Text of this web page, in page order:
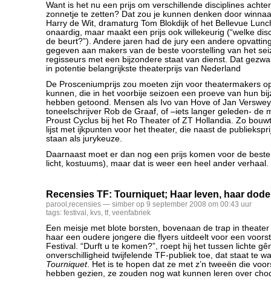
Want is het nu een prijs om verschillende disciplines
zonnetje te zetten? Dat zou je kunnen denken door
Harry de Wit, dramaturg Tom Blokdijk of het Bellevue
onaardig, maar maakt een prijs ook willekeurig (“welke
de beurt?”). Andere jaren had de jury een andere
gegeven aan makers van de beste voorstelling van het
regisseurs met een bijzondere staat van dienst. Dat
in potentie belangrijkste theaterprijs van Nederland
De Prosceniumprijs zou moeten zijn voor theatermakers
kunnen, die in het voorbije seizoen een proeve van hun
hebben getoond. Mensen als Ivo van Hove of Jan
toneelschrijver Rob de Graaf, of –iets langer geleden- de
Proust Cyclus bij het Ro Theater of ZT Hollandia. Zo
lijst met ijkpunten voor het theater, die naast de
staan als jurykeuze.
Daarnaast moet er dan nog een prijs komen voor de
licht, kostuums), maar dat is weer een heel ander verhaal.
Recensies TF: Tourniquet; Haar leven, haar
parool ,recensies — simber op 9 september 2008 om 00:43 uur
tags: festival , kvs, tf, veenfabriek
Een meisje met blote borsten, bovenaan de trap in
haar een oudere jongere die flyers uitdeelt voor een
Festival. “Durft u te komen?”, roept hij het tussen lichte
onverschilligheid twijfelende TF-publiek toe, dat staat te
Tourniquet. Het is te hopen dat ze met z’n tweeën die
hebben gezien, ze zouden nog wat kunnen leren over